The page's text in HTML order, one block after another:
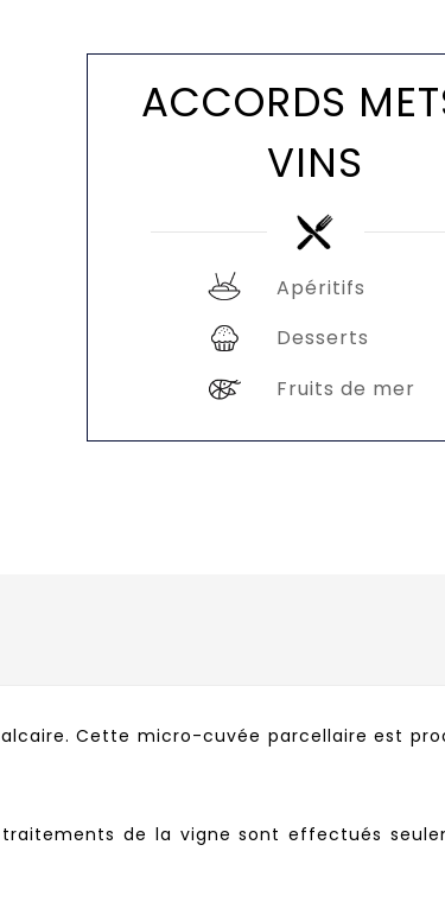
ACCORDS
VINS
Apéritifs
Desserts
Fruits de mer
Cette micro-cuvée parcellaire est
de la vigne sont effectués